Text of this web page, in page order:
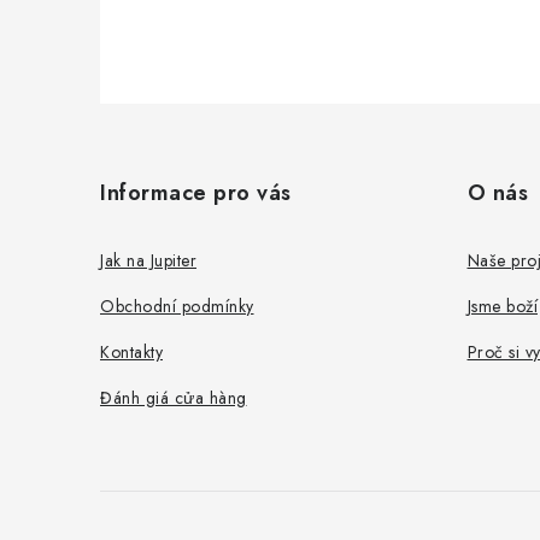
Informace pro vás
Jak na Jupiter
Obchodní podmínky
Kontakty
Đánh giá cửa hàng
O nás
Naše
Jsme boží
Proč si